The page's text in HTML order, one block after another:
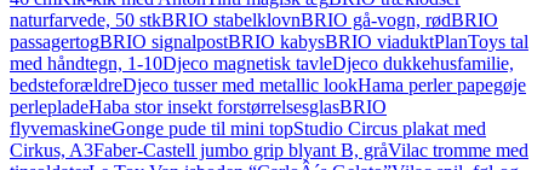
naturfarvede, 50 stkBRIO stabelklovnBRIO gå-vogn, rødBRIO
passagertogBRIO signalpostBRIO kabysBRIO viaduktPlanToys tal
med håndtegn, 1-10Djeco magnetisk tavleDjeco dukkehusfamilie,
bedsteforældreDjeco tusser med metallic lookHama perler papegøje
perlepladeHaba stor insekt forstørrelsesglasBRIO
flyvemaskineGonge pude til mini topStudio Circus plakat med
Cirkus, A3Faber-Castell jumbo grip blyant B, gråVilac tromme med